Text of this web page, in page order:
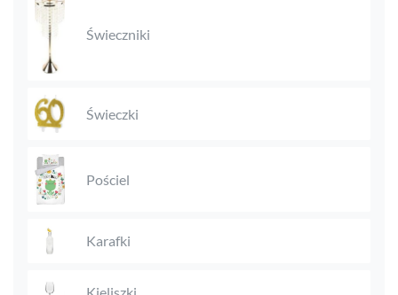
Świeczniki
Świeczki
Pościel
Karafki
Kieliszki